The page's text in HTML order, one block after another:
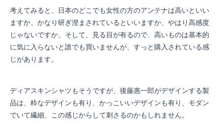
考えてみると、日本のどこでも女性の方のアンテナは高いといい
ますか、かなり研ぎ澄まされているといいますか、やはり高感度
じゃないですか、そして、見る目が有るので、高いものは基本的
に気に入らないと誰でも買いませんが、すっと購入されている感
じがあります。
ディアスキンシャツもそうですが、後藤惠一郎がデザインする製
品は、粋なデザインも有り、かっこいいデザインも有り、モダン
でいて繊細、この感じからして刺さるのかもしれません。